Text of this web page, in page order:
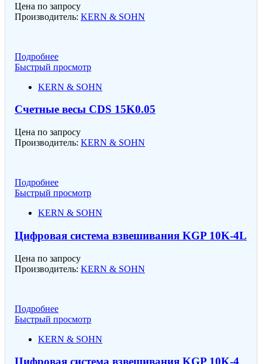
Цена по запросу
Производитель: KERN & SOHN
Подробнее
Быстрый просмотр
KERN & SOHN
Счетные весы CDS 15K0.05
Цена по запросу
Производитель: KERN & SOHN
Подробнее
Быстрый просмотр
KERN & SOHN
Цифровая система взвешивания KGP 10K-4L
Цена по запросу
Производитель: KERN & SOHN
Подробнее
Быстрый просмотр
KERN & SOHN